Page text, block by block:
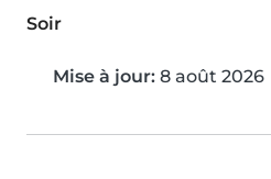
Soir
Mise à jour: 8 août 2026